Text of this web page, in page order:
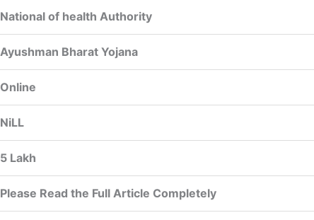
National of health Authority
Ayushman Bharat Yojana
Online
NiLL
5 Lakh
Please Read the Full Article Completely